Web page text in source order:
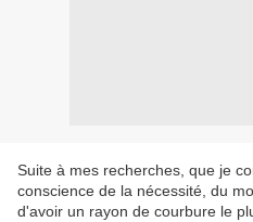
Suite à mes recherches, que je
conscience de la nécessité, du
d'avoir un rayon de courbure le